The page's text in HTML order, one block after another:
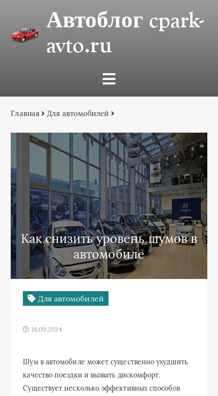
Автоблог cpark-
avto.ru
Главная Для автомобилей
Как снизить уровень шумов в
автомобиле
Для автомобилей
18.09.2024
Шум в автомобиле может существенно ухудшить
качество поездки и вызвать дискомфорт.
Существует несколько эффективных способов